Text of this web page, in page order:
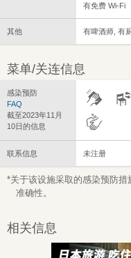
有免费 Wi-Fi
其他 有啤酒师, 有
菜单/关连信息
感染预防
FAQ
截至2023年11月
10日的信息
联系信息 未注册
*关于该设施采取的感染预防
准确性。
相关信息